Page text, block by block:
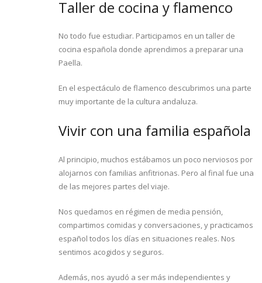
Taller de cocina y flamenco
No todo fue estudiar. Participamos en un taller de
cocina española donde aprendimos a preparar una
Paella.
En el espectáculo de flamenco descubrimos una parte
muy importante de la cultura andaluza.
Vivir con una familia española
Al principio, muchos estábamos un poco nerviosos por
alojarnos con familias anfitrionas. Pero al final fue una
de las mejores partes del viaje.
Nos quedamos en régimen de media pensión,
compartimos comidas y conversaciones, y practicamos
español todos los días en situaciones reales. Nos
sentimos acogidos y seguros.
Además, nos ayudó a ser más independientes y